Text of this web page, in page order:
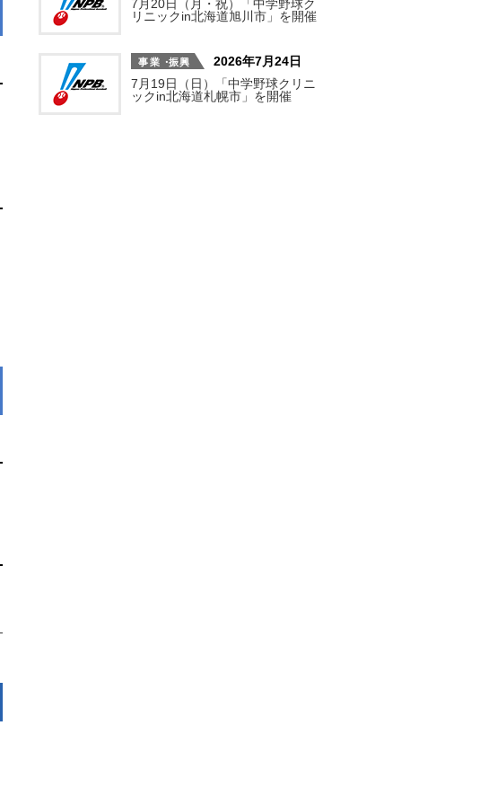
7月20日（月・祝）「中学野球ク
リニックin北海道旭川市」を開催
2026年7月24日
7月19日（日）「中学野球クリニ
ックin北海道札幌市」を開催